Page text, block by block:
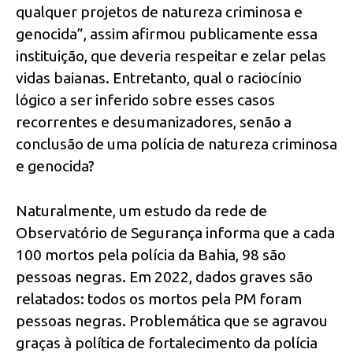
qualquer projetos de natureza criminosa e
genocida”, assim afirmou publicamente essa
instituição, que deveria respeitar e zelar pelas
vidas baianas. Entretanto, qual o raciocínio
lógico a ser inferido sobre esses casos
recorrentes e desumanizadores, senão a
conclusão de uma polícia de natureza criminosa
e genocida?
Naturalmente, um estudo da rede de
Observatório de Segurança informa que a cada
100 mortos pela polícia da Bahia, 98 são
pessoas negras. Em 2022, dados graves são
relatados: todos os mortos pela PM foram
pessoas negras. Problemática que se agravou
graças à política de fortalecimento da polícia